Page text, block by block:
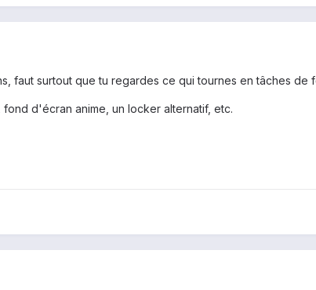
faut surtout que tu regardes ce qui tournes en tâches de
d'écran anime, un locker alternatif, etc.